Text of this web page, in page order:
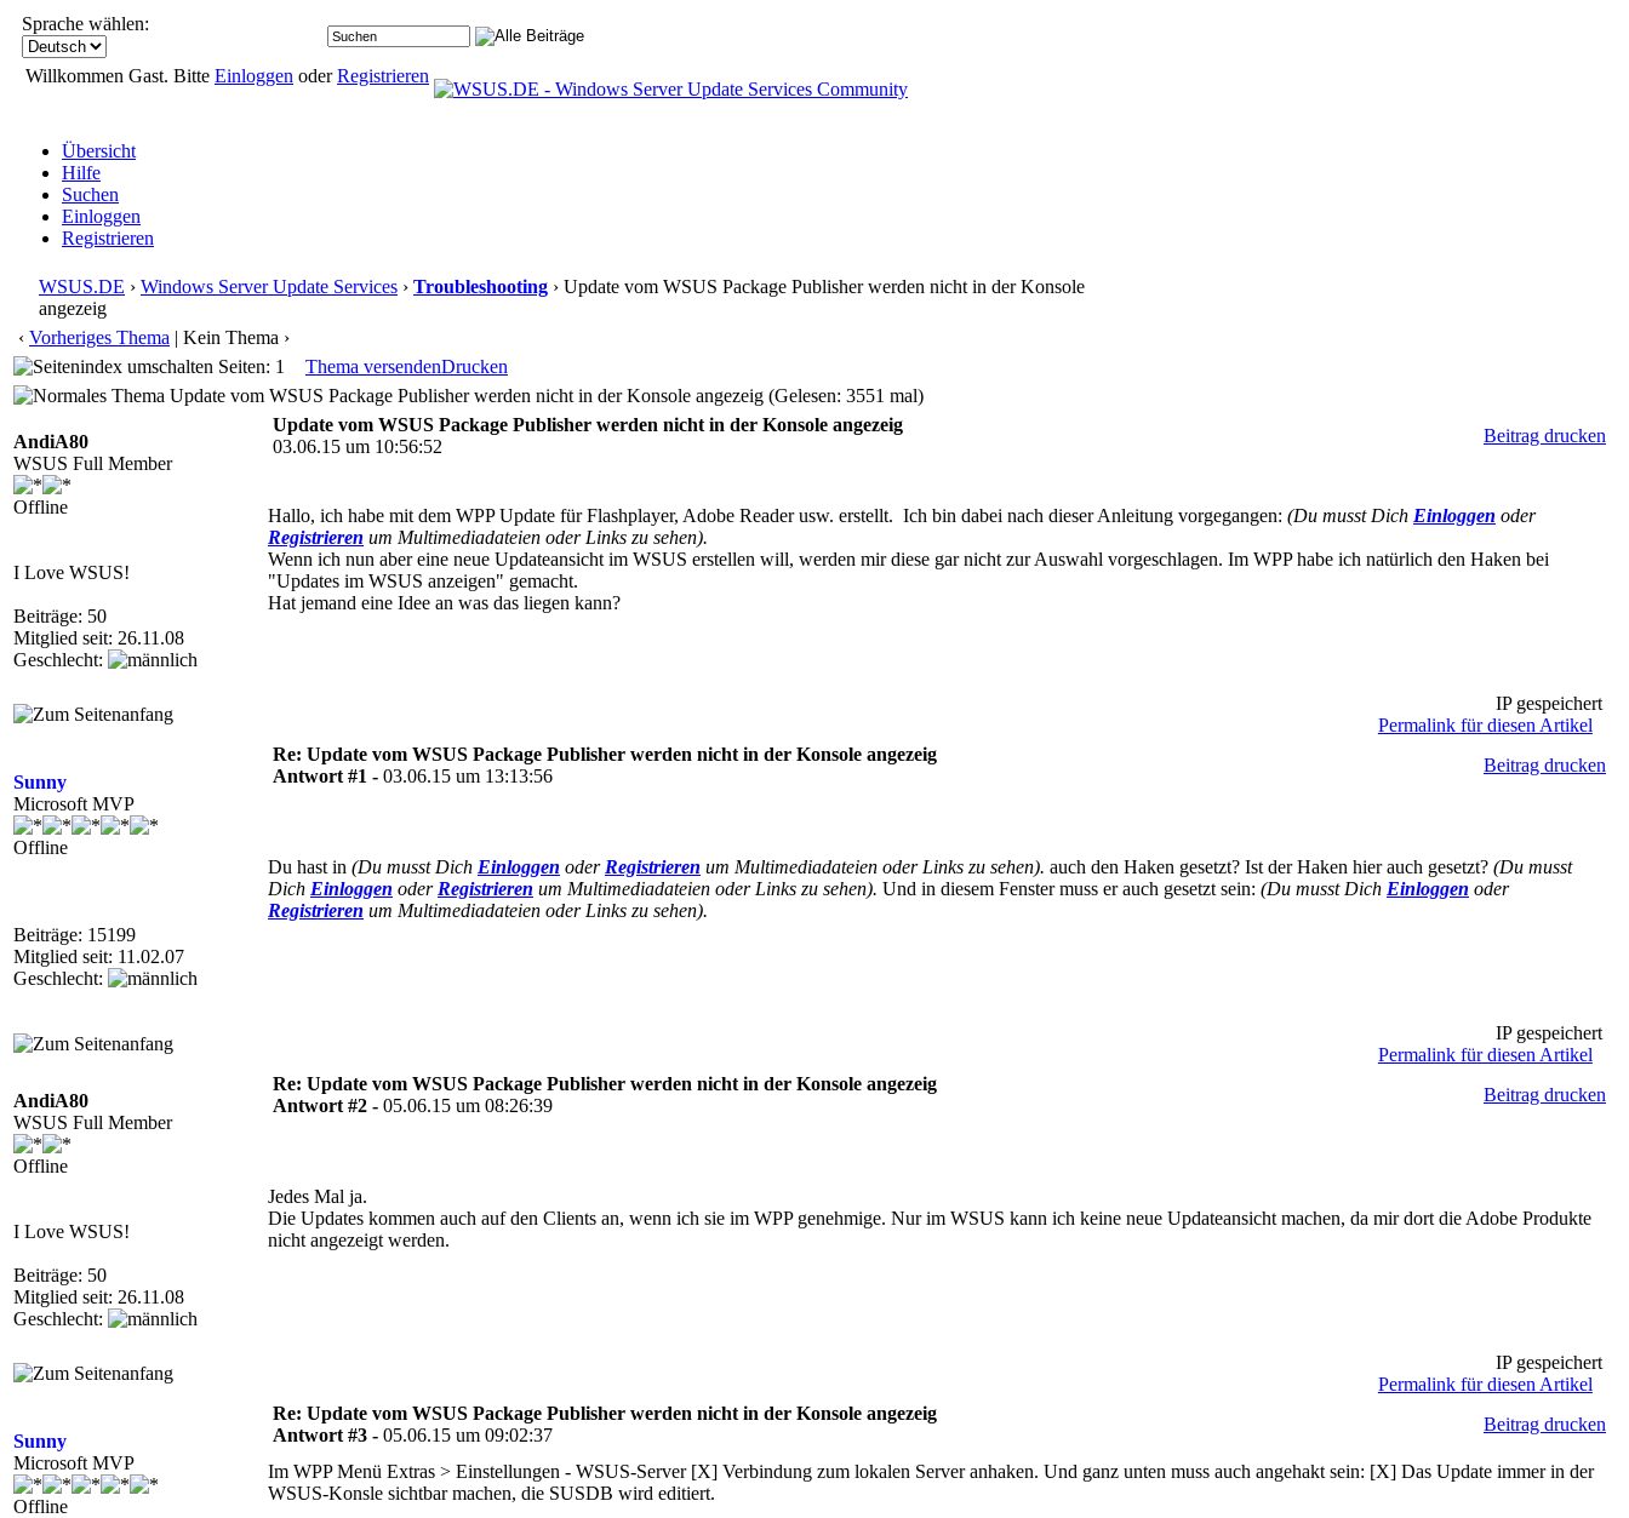
Sprache wählen:
Willkommen Gast. Bitte Einloggen oderRegistrieren
Übersicht
Hilfe
Suchen
Einloggen
Registrieren
WSUS.DE › Windows Server Update Services › Troubleshooting › Update vom WSUS Package Publisher werden nicht in der Konsole
angezeig
‹ Vorheriges Thema | Kein Thema ›
Seiten: 1
Thema versendenDrucken
Update vom WSUS Package Publisher werden nicht in der Konsole angezeig (Gelesen: 3551 mal)
AndiA80
WSUS Full Member
Offline
I Love WSUS!
Beiträge: 50
Mitglied seit: 26.11.08
Geschlecht:
Update vom WSUS Package Publisher werden nicht in der Konsole angezeig
03.06.15 um 10:56:52
Beitrag drucken
Hallo, ich habe mit dem WPP Update für Flashplayer, Adobe Reader usw. erstellt. Ich bin dabei nach dieser Anleitung vorgegangen: (Du musst Dich Einloggen oder
Registrieren um Multimediadateien oder Links zu sehen).
Wenn ich nun aber eine neue Updateansicht im WSUS erstellen will, werden mir diese gar nicht zur Auswahl vorgeschlagen. Im WPP habe ich natürlich den Haken bei
"Updates im WSUS anzeigen" gemacht.
Hat jemand eine Idee an was das liegen kann?
IP gespeichert
Permalink für diesen Artikel
Sunny
Microsoft MVP
Offline
Beiträge: 15199
Mitglied seit: 11.02.07
Geschlecht:
Re: Update vom WSUS Package Publisher werden nicht in der Konsole angezeig
Antwort #1 - 03.06.15 um 13:13:56
Beitrag drucken
Du hast in (Du musst Dich Einloggen oder Registrieren um Multimediadateien oder Links zu sehen). auch den Haken gesetzt? Ist der Haken hier auch gesetzt? (Du musst
Dich Einloggen oder Registrieren um Multimediadateien oder Links zu sehen). Und in diesem Fenster muss er auch gesetzt sein: (Du musst Dich Einloggen oder
Registrieren um Multimediadateien oder Links zu sehen).
IP gespeichert
Permalink für diesen Artikel
AndiA80
WSUS Full Member
Offline
I Love WSUS!
Beiträge: 50
Mitglied seit: 26.11.08
Geschlecht:
Re: Update vom WSUS Package Publisher werden nicht in der Konsole angezeig
Antwort #2 - 05.06.15 um 08:26:39
Beitrag drucken
Jedes Mal ja.
Die Updates kommen auch auf den Clients an, wenn ich sie im WPP genehmige. Nur im WSUS kann ich keine neue Updateansicht machen, da mir dort die Adobe Produkte
nicht angezeigt werden.
IP gespeichert
Permalink für diesen Artikel
Sunny
Microsoft MVP
Offline
Re: Update vom WSUS Package Publisher werden nicht in der Konsole angezeig
Antwort #3 - 05.06.15 um 09:02:37
Beitrag drucken
Im WPP Menü Extras > Einstellungen - WSUS-Server [X] Verbindung zum lokalen Server anhaken. Und ganz unten muss auch angehakt sein: [X] Das Update immer in der
WSUS-Konsle sichtbar machen, die SUSDB wird editiert.